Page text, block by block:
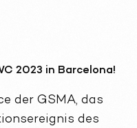
2023 in Barcelona!
der GSMA, das
des